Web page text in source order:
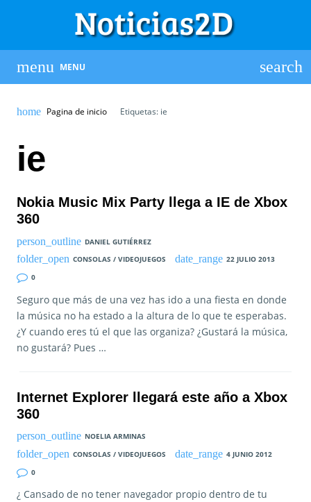
MENU
Pagina de inicio Etiquetas: ie
ie
Nokia Music Mix Party llega a IE de Xbox
360
DANIEL GUTIÉRREZ
CONSOLAS / VIDEOJUEGOS
22 JULIO 2013
0
Seguro que más de una vez has ido a una fiesta en donde
la música no ha estado a la altura de lo que te esperabas.
¿Y cuando eres tú el que las organiza? ¿Gustará la música,
no gustará? Pues …
Internet Explorer llegará este año a Xbox
360
NOELIA ARMINAS
CONSOLAS / VIDEOJUEGOS
4 JUNIO 2012
0
¿ Cansado de no tener navegador propio dentro de tu